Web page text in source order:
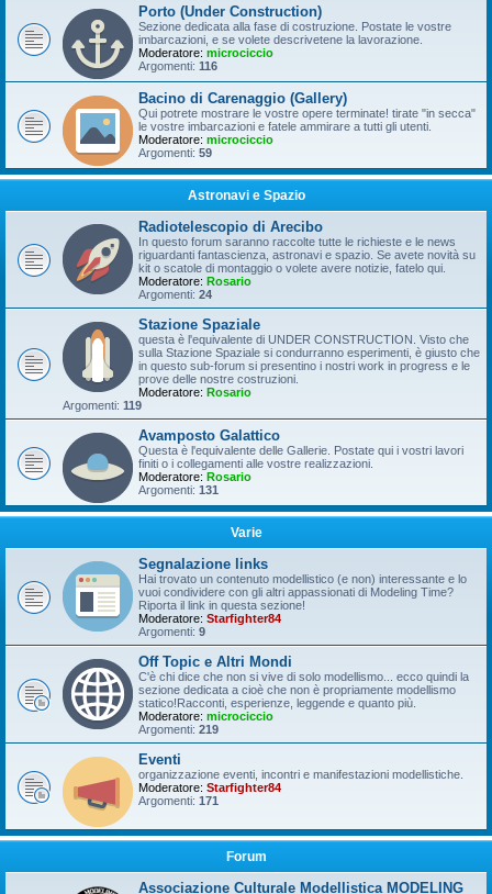
Porto (Under Construction)
Sezione dedicata alla fase di costruzione. Postate le vostre
imbarcazioni, e se volete descrivetene la lavorazione.
Moderatore: microciccio
Argomenti: 116
Bacino di Carenaggio (Gallery)
Qui potrete mostrare le vostre opere terminate! tirate "in secca"
le vostre imbarcazioni e fatele ammirare a tutti gli utenti.
Moderatore: microciccio
Argomenti: 59
Astronavi e Spazio
Radiotelescopio di Arecibo
In questo forum saranno raccolte tutte le richieste e le news
riguardanti fantascienza, astronavi e spazio. Se avete novità su
kit o scatole di montaggio o volete avere notizie, fatelo qui.
Moderatore: Rosario
Argomenti: 24
Stazione Spaziale
questa è l'equivalente di UNDER CONSTRUCTION. Visto che
sulla Stazione Spaziale si condurranno esperimenti, è giusto che
in questo sub-forum si presentino i nostri work in progress e le
prove delle nostre costruzioni.
Moderatore: Rosario
Argomenti: 119
Avamposto Galattico
Questa è l'equivalente delle Gallerie. Postate qui i vostri lavori
finiti o i collegamenti alle vostre realizzazioni.
Moderatore: Rosario
Argomenti: 131
Varie
Segnalazione links
Hai trovato un contenuto modellistico (e non) interessante e lo
vuoi condividere con gli altri appassionati di Modeling Time?
Riporta il link in questa sezione!
Moderatore: Starfighter84
Argomenti: 9
Off Topic e Altri Mondi
C'è chi dice che non si vive di solo modellismo... ecco quindi la
sezione dedicata a cioè che non è propriamente modellismo
statico!Racconti, esperienze, leggende e quanto più.
Moderatore: microciccio
Argomenti: 219
Eventi
organizzazione eventi, incontri e manifestazioni modellistiche.
Moderatore: Starfighter84
Argomenti: 171
Forum
Associazione Culturale Modellistica MODELING